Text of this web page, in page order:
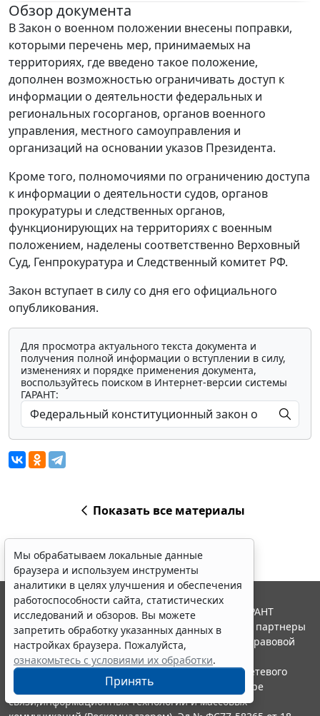
Обзор документа
В Закон о военном положении внесены поправки,
которыми перечень мер, принимаемых на
территориях, где введено такое положение,
дополнен возможностью ограничивать доступ к
информации о деятельности федеральных и
региональных госорганов, органов военного
управления, местного самоуправления и
организаций на основании указов Президента.
Кроме того, полномочиями по ограничению доступа
к информации о деятельности судов, органов
прокуратуры и следственных органов,
функционирующих на территориях с военным
положением, наделены соответственно Верховный
Суд, Генпрокуратура и Следственный комитет РФ.
Закон вступает в силу со дня его официального
опубликования.
Для просмотра актуального текста документа и
получения полной информации о вступлении в силу,
изменениях и порядке применения документа,
воспользуйтесь поиском в Интернет-версии системы
ГАРАНТ:
Показать все материалы
Мы обрабатываем локальные данные
браузера и используем инструменты
аналитики в целях улучшения и обеспечения
работоспособности сайта, статистических
исследований и обзоров. Вы можете
запретить обработку указанных данных в
настройках браузера. Пожалуйста,
ознакомьтесь с условиями их обработки.
Принять
© ООО "НПП "ГАРАНТ-СЕРВИС", 2026. Система ГАРАНТ
выпускается с 1990 года. Компания "Гарант" и ее партнеры
являются участниками Российской ассоциации правовой
информации ГАРАНТ.
Портал ГАРАНТ.РУ зарегистрирован в качестве сетевого
издания Федеральной службой по надзору в сфере
связи,информационных технологий и массовых